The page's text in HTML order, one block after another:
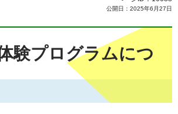
公開日：2025年6月27日
験プログラムにつ